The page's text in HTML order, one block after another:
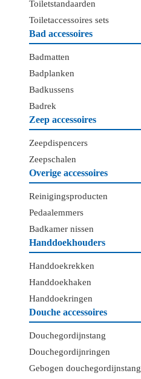
Toiletstandaarden
Toiletaccessoires sets
Bad accessoires
Badmatten
Badplanken
Badkussens
Badrek
Zeep accessoires
Zeepdispencers
Zeepschalen
Overige accessoires
Reinigingsproducten
Pedaalemmers
Badkamer nissen
Handdoekhouders
Handdoekrekken
Handdoekhaken
Handdoekringen
Douche accessoires
Douchegordijnstang
Douchegordijnringen
Gebogen douchegordijnstang